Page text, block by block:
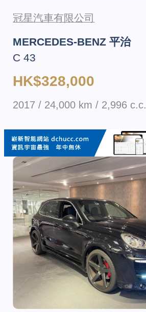
冠星汽車有限公司
MERCEDES-BENZ 平治
C 43
HK$328,000
2017 / 24,000 km / 2,996 c.c.